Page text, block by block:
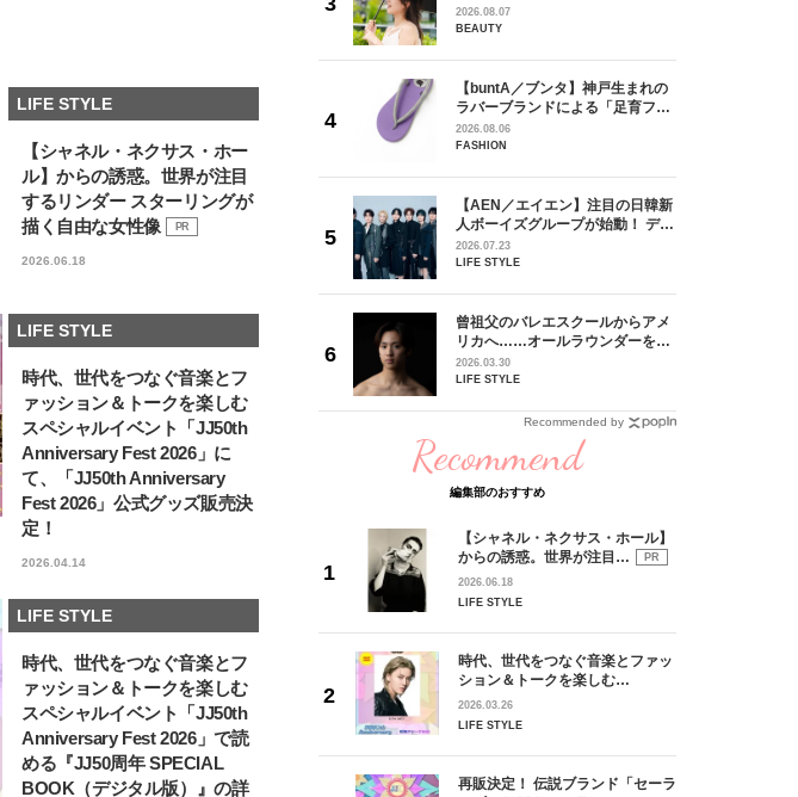
LIFE STYLE
【シャネル・ネクサス・ホー
ル】からの誘惑。世界が注目
するリンダー スターリングが
描く自由な女性像
PR
2026.06.18
LIFE STYLE
時代、世代をつなぐ音楽とフ
ァッション＆トークを楽しむ
スペシャルイベント「JJ50th
Anniversary Fest 2026」に
て、「JJ50th Anniversary
Fest 2026」公式グッズ販売決
定！
2026.04.14
LIFE STYLE
時代、世代をつなぐ音楽とフ
ァッション＆トークを楽しむ
スペシャルイベント「JJ50th
Anniversary Fest 2026」で読
める『JJ50周年 SPECIAL
BOOK（デジタル版）』の詳
曾祖父のバレエスクールからアメ
リカへ……オールラウンダーを目
ぎる【王子様の推しドコロ】
vol.29 三宅啄未さん
LIFE STYLE
【新世代J-POPグループ
aoen（アオエン）】自身がアーテ
バレエを踊るために生まれてきた
韓国のスターが幸せを感じる瞬間
チョン・ミンチョルさん
LIFE STYLE
棒”〈ビューティ＆ファッション
夏の必需品〉
2026.08.07
BEAUTY
【buntA／ブンタ】神戸生まれの
ラバーブランドによる「足育フッ
トウェア」。伊勢丹新宿店でPOP-
UP開催中！
2026.08.06
FASHION
【AEN／エイエン】注目の日韓新
人ボーイズグループが始動！ デビ
ュー目前のフレッシュな面々を独
占インタビュー。7人の魅力に迫
2026.07.23
LIFE STYLE
曾祖父のバレエスクールからアメ
リカへ……オールラウンダーを目
指すダンサーは踊ることが好きす
ぎる【王子様の推しドコロ】
2026.03.30
LIFE STYLE
Recommended by
Recommend
編集部のおすすめ
【シャネル・ネクサス・ホール】
からの誘惑。世界が注目…
PR
2026.06.18
LIFE STYLE
時代、世代をつなぐ音楽とファッ
ション＆トークを楽しむ…
2026.03.26
LIFE STYLE
再販決定！ 伝説ブランド「セーラ